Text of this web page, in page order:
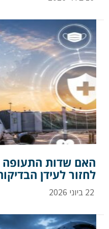
האם שדות התעופה
לחזור לעידן
22 ביוני 2026